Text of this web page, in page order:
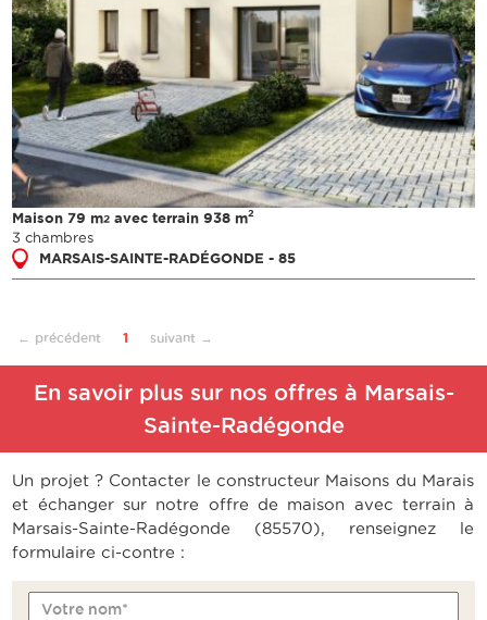
Maison 79 m2 avec terrain 938 m2
3 chambres
MARSAIS-SAINTE-RADÉGONDE - 85
← précédent 1 suivant →
En savoir plus sur nos offres à Marsais-
Sainte-Radégonde
Un projet ? Contacter le constructeur Maisons du Marais
et échanger sur notre offre de maison avec terrain à
Marsais-Sainte-Radégonde (85570), renseignez le
formulaire ci-contre :
Votre nom*